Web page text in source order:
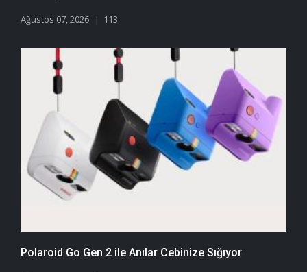
Ağustos 07, 2026 113
Polaroid Go Gen 2 ile Anılar Cebinize Sığıyor